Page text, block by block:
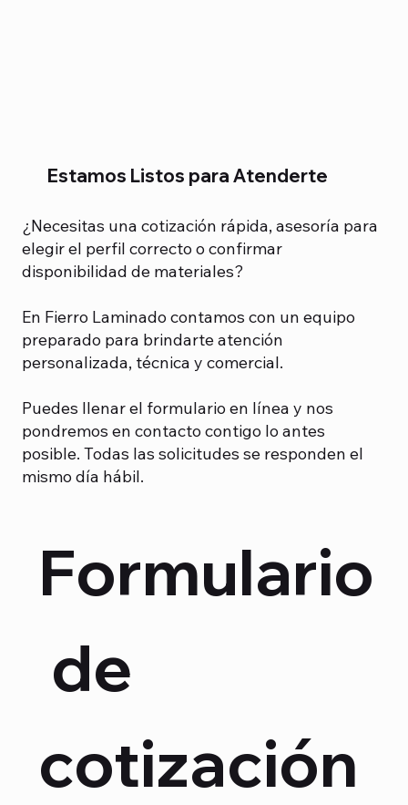
Estamos Listos para Atenderte
¿Necesitas una cotización rápida, asesoría para
elegir el perfil correcto o confirmar
disponibilidad de materiales?
En Fierro Laminado contamos con un equipo
preparado para brindarte atención
personalizada, técnica y comercial.
Puedes llenar el formulario en línea y nos
pondremos en contacto contigo lo antes
posible. Todas las solicitudes se responden el
mismo día hábil.
Formulario
de
cotización